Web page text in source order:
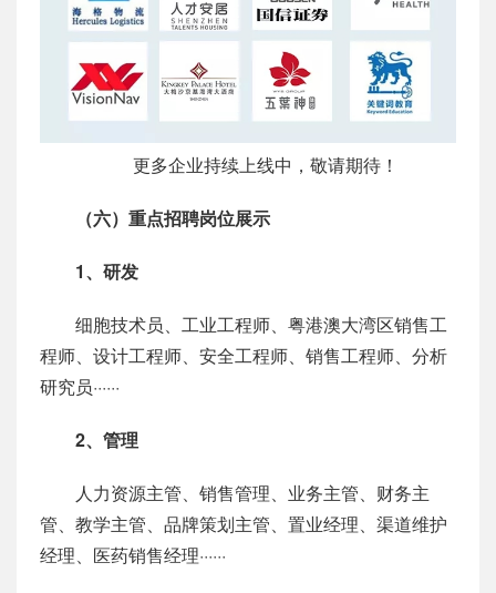
更多企业持续上线中，敬请期待！
（六）重点招聘岗位展示
1、研发
细胞技术员、工业工程师、粤港澳大湾区销售工
程师、设计工程师、安全工程师、销售工程师、分析
研究员······
2、管理
人力资源主管、销售管理、业务主管、财务主
管、教学主管、品牌策划主管、置业经理、渠道维护
经理、医药销售经理······